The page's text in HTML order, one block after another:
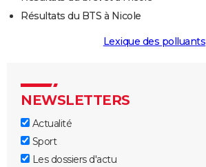
Résultats du BTS à Nicole
Lexique des polluants
NEWSLETTERS
Actualité
Sport
Les dossiers d'actu